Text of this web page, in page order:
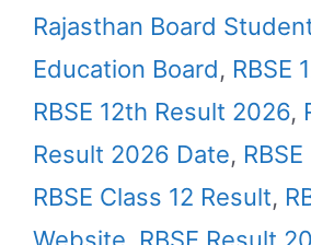
Rajasthan Board
Education Board, RBSE
RBSE 12th Result 2026,
Result 2026 Date,
RBSE Class 12 Result,